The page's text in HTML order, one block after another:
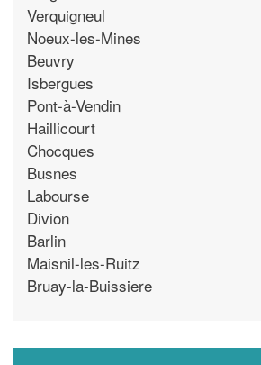
Verquigneul
Noeux-les-Mines
Beuvry
Isbergues
Pont-à-Vendin
Haillicourt
Chocques
Busnes
Labourse
Divion
Barlin
Maisnil-les-Ruitz
Bruay-la-Buissiere